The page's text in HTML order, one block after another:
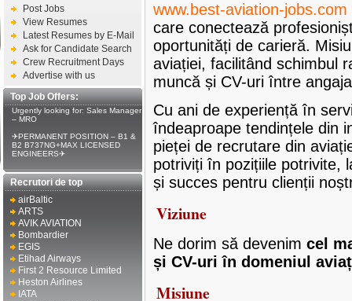
Post Jobs
View Resumes
Latest Resumes by E-Mail
Ask for Candidate Search
Crew Recruitment Days
Advertise with us
Top Job Offers:
Urgently looking for: Sales Manager
– MRO
✈PERMANENT POSITION – B1 &
B2 B737NG+MAX LICENSED
ENGINEERS✈
Recrutori de top
airBaltic
ARTS
AVIK AVIATION
Bombardier
EGIS
Etihad Airways
First 2 Resource Limited
Heston Airlines
IATA
www.best-aviation-jobs.com
care conectează
oportunități de carieră.
aviației, facilitând schimbul
muncă și CV-uri între
Cu ani de experiență în
îndeaproape tendințele din
pieței de recrutare din
potriviți în pozițiile potrivite,
și succes pentru clienții
Viziune
Ne dorim să devenim cel
și CV-uri în domeniul
Misiune